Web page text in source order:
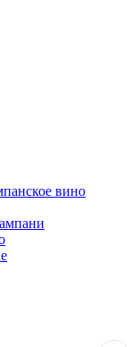
вино